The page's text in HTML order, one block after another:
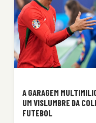
A GARAGEM
UM VISLUMBRE DA
FUTEBOL